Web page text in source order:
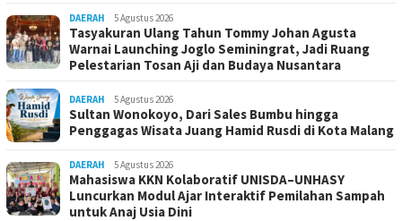
DAERAH 5 Agustus 2026
Tasyakuran Ulang Tahun Tommy Johan Agusta
Warnai Launching Joglo Seminingrat, Jadi Ruang
Pelestarian Tosan Aji dan Budaya Nusantara
DAERAH 5 Agustus 2026
Sultan Wonokoyo, Dari Sales Bumbu hingga
Penggagas Wisata Juang Hamid Rusdi di Kota Malang
DAERAH 5 Agustus 2026
Mahasiswa KKN Kolaboratif UNISDA–UNHASY
Luncurkan Modul Ajar Interaktif Pemilahan Sampah
untuk Anaj Usia Dini